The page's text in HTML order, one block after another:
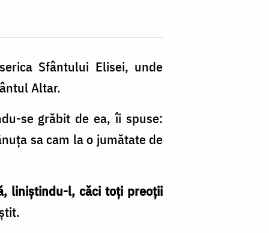
Sfântului Elisei, unde
Altar.
se grăbit de ea, îi spuse:
sa cam la o jumătate de
liniștindu-l, căci toți preoții